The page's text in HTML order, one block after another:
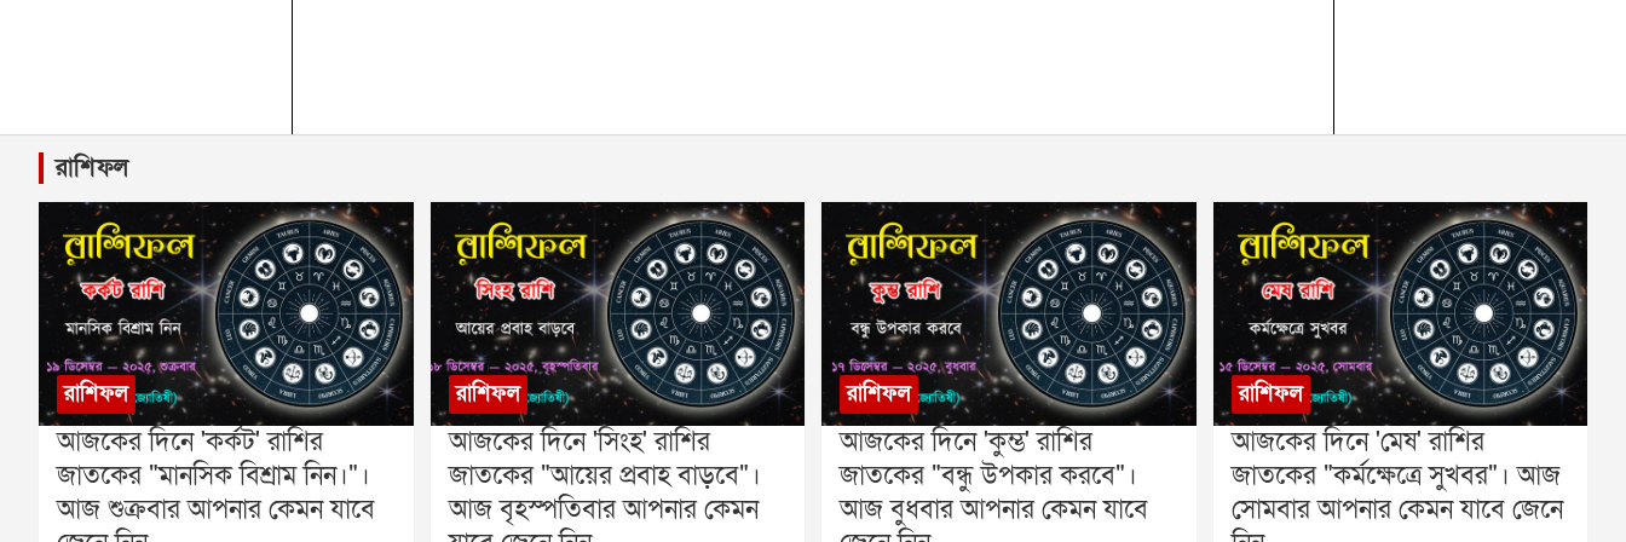
রাশিফল
রাশিফল
আজকের দিনে 'কর্কট' রাশির
জাতকের "মানসিক বিশ্রাম নিন।"।
আজ শুক্রবার আপনার কেমন যাবে
রাশিফল
আজকের দিনে 'সিংহ' রাশির
জাতকের "আয়ের প্রবাহ বাড়বে"।
আজ বৃহস্পতিবার আপনার কেমন
রাশিফল
আজকের দিনে 'কুম্ভ' রাশির
জাতকের "বন্ধু উপকার করবে"।
আজ বুধবার আপনার কেমন যাবে
রাশিফল
আজকের দিনে 'মেষ' রাশির
জাতকের "কর্মক্ষেত্রে সুখবর"। আজ
সোমবার আপনার কেমন যাবে জেনে